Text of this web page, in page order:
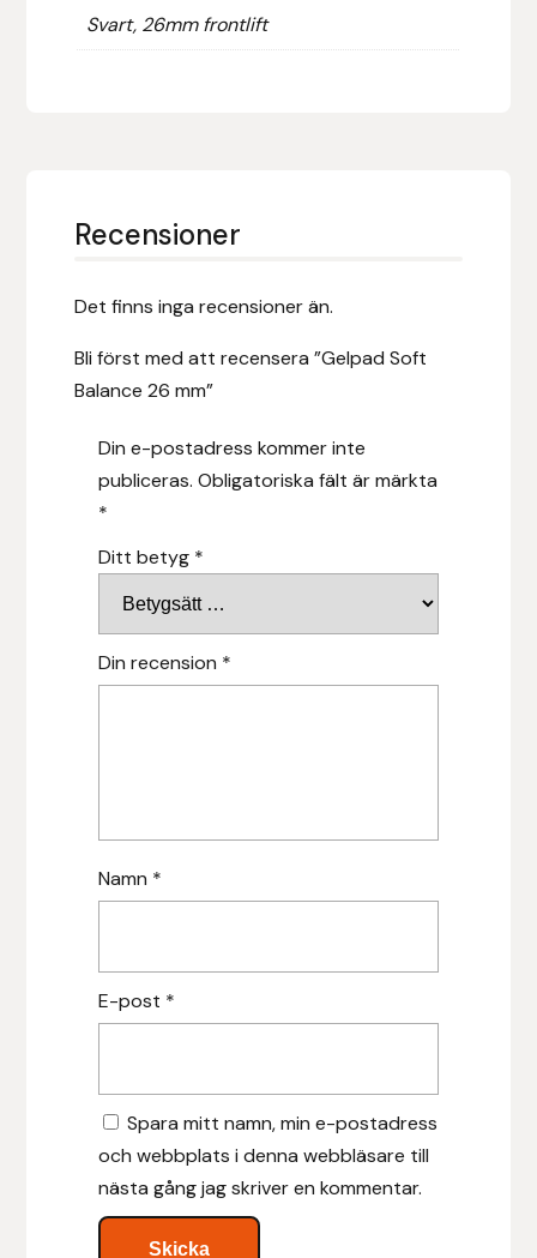
Svart, 26mm frontlift
Recensioner
Det finns inga recensioner än.
Bli först med att recensera ”Gelpad Soft
Balance 26 mm”
Din e-postadress kommer inte
publiceras. Obligatoriska fält är märkta
*
Ditt betyg *
Din recension *
Namn *
E-post *
Spara mitt namn, min e-postadress
och webbplats i denna webbläsare till
nästa gång jag skriver en kommentar.
Globus Sport
Hansbo Sport
Horse Guard
Källquist Equestrian
Kidka of Iceland
Ky Rotary Bit